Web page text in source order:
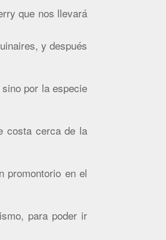
que nos llevará
y después
por la especie
costa cerca de la
promontorio en el
para poder ir